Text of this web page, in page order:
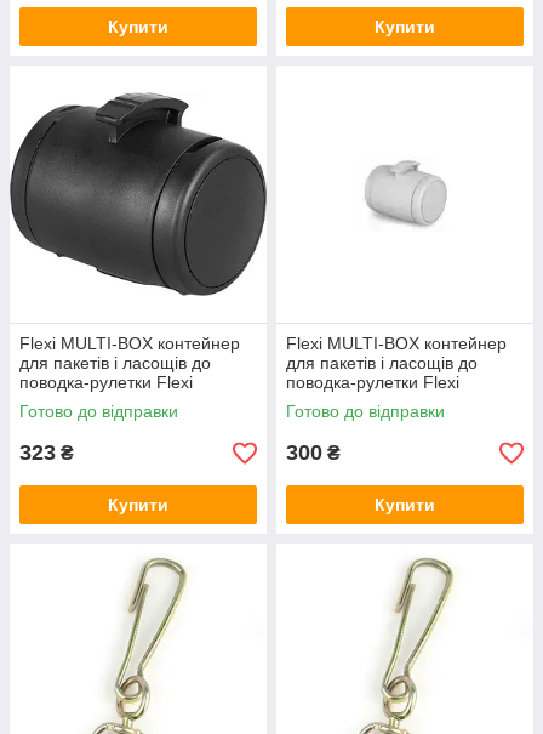
Купити Купити
Flexi MULTI-BOX контейнер
для пакетів і ласощів до
поводка-рулетки Flexi
Готово до відправки
323 ₴
Купити
Flexi MULTI-BOX контейнер
для пакетів і ласощів до
поводка-рулетки Flexi
Готово до відправки
300 ₴
Купити